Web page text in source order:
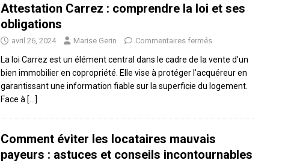
Attestation Carrez : comprendre la loi et ses
obligations
avril 26, 2024 Marise Gerin Commentaires fermés
La loi Carrez est un élément central dans le cadre de la vente d’un
bien immobilier en copropriété. Elle vise à protéger l’acquéreur en
garantissant une information fiable sur la superficie du logement.
Face à […]
Comment éviter les locataires mauvais
payeurs : astuces et conseils incontournables